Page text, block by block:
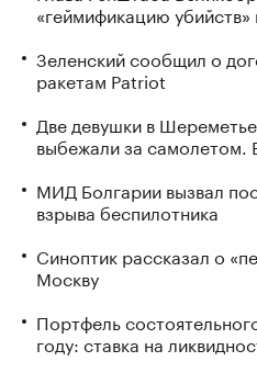
«геймификацию
Зеленский сообщил о
ракетам Patriot
Две девушки в
выбежали за самолетом.
МИД Болгарии вызвал
взрыва беспилотника
Синоптик рассказал о
Москву
Портфель
году: ставка на